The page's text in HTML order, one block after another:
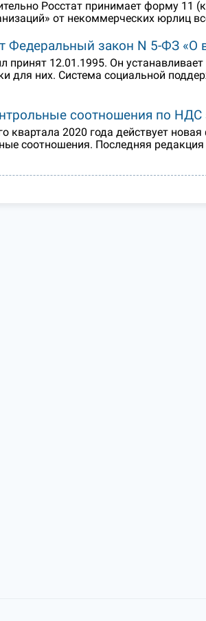
Росстат принимает форму 11
от некоммерческих юрлиц
Федеральный закон N 5-ФЗ «О
принят 12.01.1995. Он
для них. Система социальной
соотношения по НДС
квартала 2020 года действует
соотношения. Последняя